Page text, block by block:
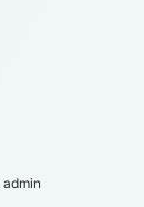
admin